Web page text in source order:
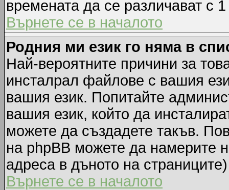
времената да се различават с
Върнете се в началото
Родния ми език го няма в
Най-вероятните причини за
инсталрал файлове с вашия
вашия език. Попитайте
вашия език, който да
можете да създадете такъв.
на phpBB можете да намерите
адреса в дъното на страниците)
Върнете се в началото